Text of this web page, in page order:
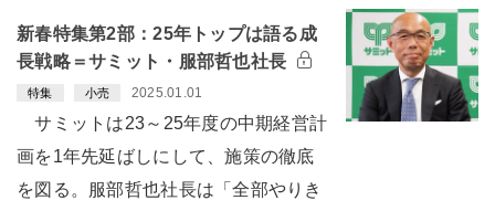
新春特集第2部：25年トップは語る成
長戦略＝サミット・服部哲也社長
特集 小売 2025.01.01
サミットは23～25年度の中期経営計
画を1年先延ばしにして、施策の徹底
を図る。服部哲也社長は「全部やりき